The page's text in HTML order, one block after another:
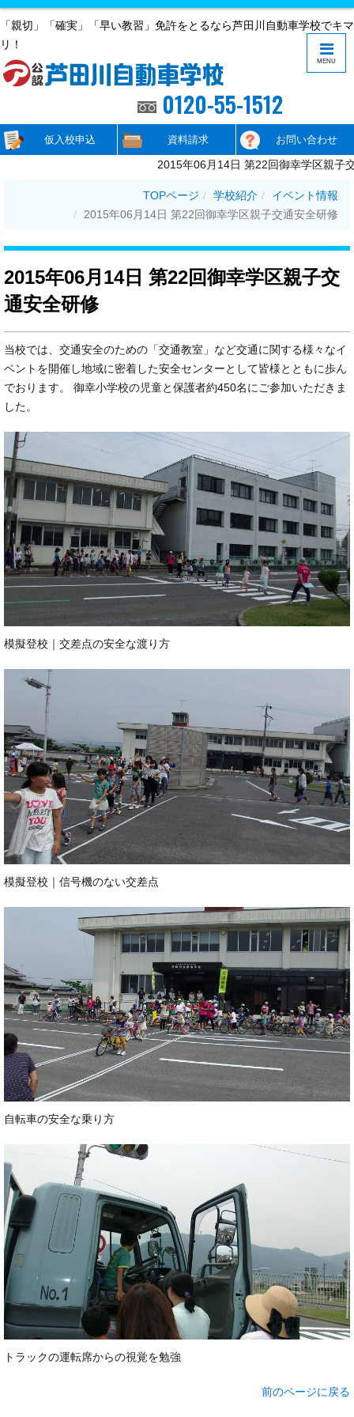
「親切」「確実」「早い教習」免許をとるなら芦田川自動車学校でキマ
リ！
0120-55-1512
仮入校申込 資料請求 お問い合わせ
2015年06月14日 第22回御幸学区親子
TOPページ 学校紹介
イベント情報
2015年06月14日 第22回御幸学区親子交通安全研修
2015年06月14日 第22回御幸学区親子交
通安全研修
当校では、交通安全のための「交通教室」など交通に関する様々なイ
ベントを開催し地域に密着した安全センターとして皆様とともに歩ん
でおります。 御幸小学校の児童と保護者約450名にご参加いただきま
した。
模擬登校｜交差点の安全な渡り方
模擬登校｜信号機のない交差点
自転車の安全な乗り方
トラックの運転席からの視覚を勉強
前のページに戻る
MENU